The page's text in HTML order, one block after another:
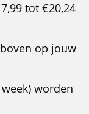
tot €20,24
op jouw
worden